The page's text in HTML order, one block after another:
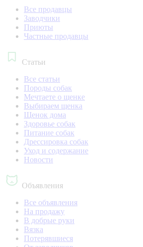
Все продавцы
Заводчики
Приюты
Частные продавцы
Статьи
Все статьи
Породы собак
Мечтаете о щенке
Выбираем щенка
Щенок дома
Здоровье собак
Питание собак
Дрессировка собак
Уход и содержание
Новости
Объявления
Все объявления
На продажу
В добрые руки
Вязка
Потерявшиеся